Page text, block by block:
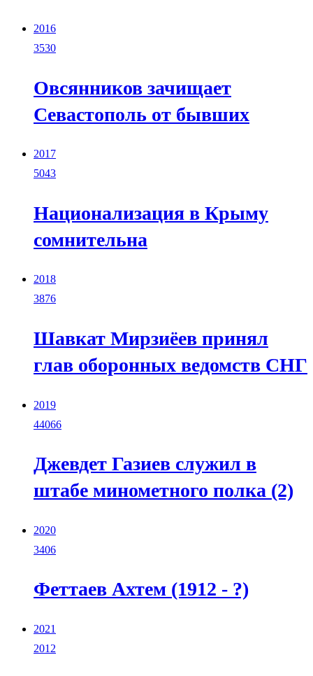
2016
3530
Овсянников зачищает
Севастополь от бывших
2017
5043
Национализация в Крыму
сомнительна
2018
3876
Шавкат Мирзиёев принял
глав оборонных ведомств СНГ
2019
44066
Джевдет Газиев служил в
штабе минометного полка (2)
2020
3406
Феттаев Ахтем (1912 - ?)
2021
2012